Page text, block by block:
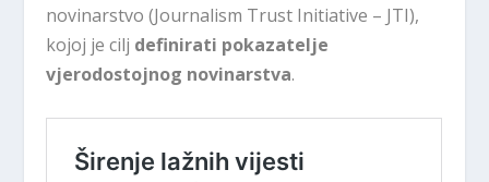
novinarstvo (Journalism Trust Initiative – JTI),
kojoj je cilj definirati pokazatelje
vjerodostojnog novinarstva.